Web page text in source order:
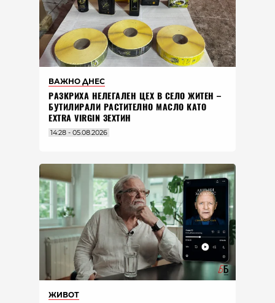
ВАЖНО ДНЕС
РАЗКРИХА НЕЛЕГАЛЕН ЦЕХ В СЕЛО ЖИТЕН –
БУТИЛИРАЛИ РАСТИТЕЛНО МАСЛО КАТО
EXTRA VIRGIN ЗЕХТИН
14:28 - 05.08.2026
ЖИВОТ